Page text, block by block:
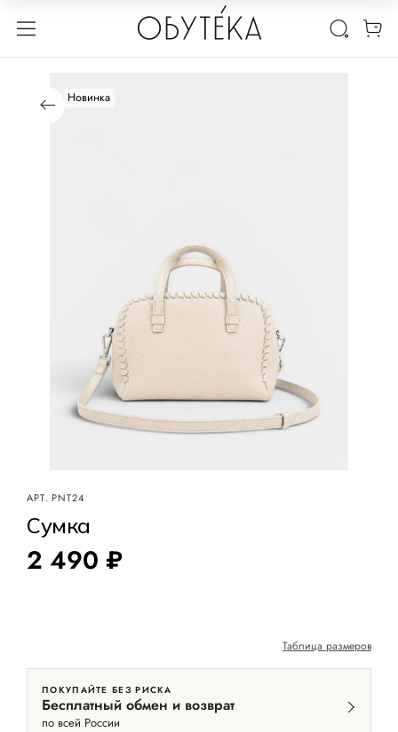
Новинка
АРТ.PNT24
Сумка
2 490 ₽
Таблица размеров
ПОКУПАЙТЕ БЕЗ РИСКА
Бесплатный обмен и возврат
по всей России